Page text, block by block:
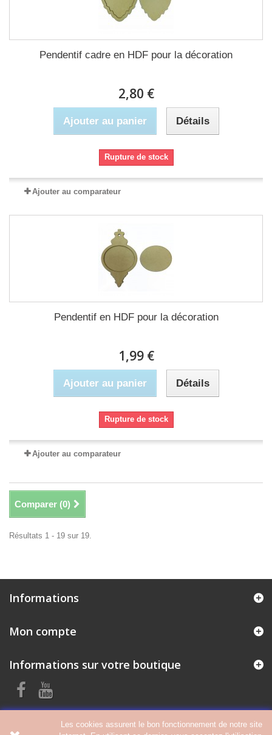
Pendentif cadre en HDF pour la décoration
2,80 €
Ajouter au panier Détails
Rupture de stock
Ajouter au comparateur
Pendentif en HDF pour la décoration
1,99 €
Ajouter au panier Détails
Rupture de stock
Ajouter au comparateur
Comparer (0)
Résultats 1 - 19 sur 19.
Informations
Mon compte
Informations sur votre boutique
Les cookies assurent le bon fonctionnement de notre site